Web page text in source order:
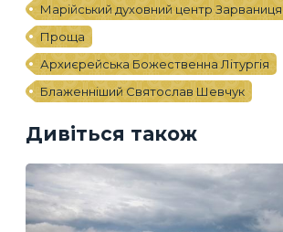
Марійський духовний центр Зарваниця
Проща
Архиєрейська Божественна Літургія
Блаженніший Святослав Шевчук
Дивіться також